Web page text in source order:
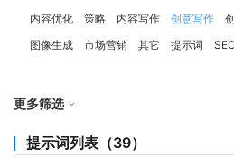
内容优化
策略 内容写作 创意写作
图像生成
市场营销 其它 提示词
更多筛选
AI能力：
提示词列表（39）